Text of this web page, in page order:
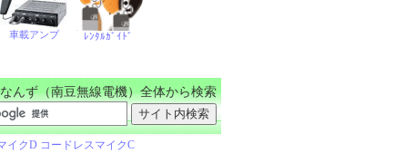
なんず（南豆無線電機）全体から検索